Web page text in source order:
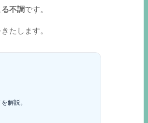
不調です。
たします。
解説。